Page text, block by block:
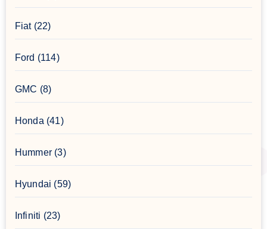
Fiat(22)
Ford (114)
GMC (8)
Honda (41)
Hummer(3)
Hyundai (59)
Infiniti (23)